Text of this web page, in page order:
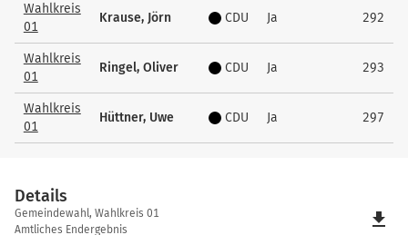
Wahlkreis
01
Krause, Jörn CDU Ja 292
Wahlkreis
01
Ringel, Oliver CDU Ja 293
Wahlkreis
01
Hüttner, Uwe CDU Ja 297
Details
Details
Gemeindewahl, Wahlkreis 01
Amtliches Endergebnis
file_download